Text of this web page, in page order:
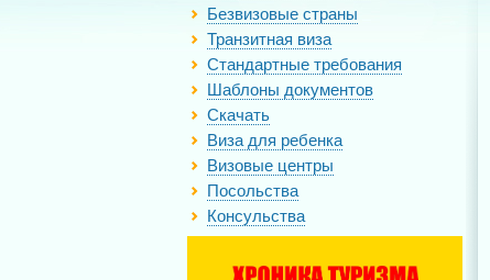
Безвизовые страны
Транзитная виза
Стандартные требования
Шаблоны документов
Скачать
Виза для ребенка
Визовые центры
Посольства
Консульства